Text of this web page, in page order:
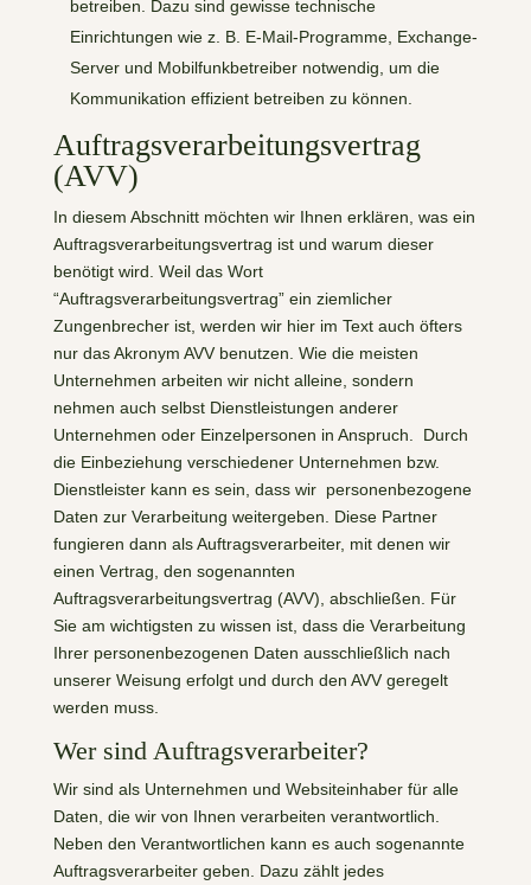
betreiben. Dazu sind gewisse technische
Einrichtungen wie z. B. E-Mail-Programme, Exchange-
Server und Mobilfunkbetreiber notwendig, um die
Kommunikation effizient betreiben zu können.
Auftragsverarbeitungsvertrag
(AVV)
In diesem Abschnitt möchten wir Ihnen erklären, was ein
Auftragsverarbeitungsvertrag ist und warum dieser
benötigt wird. Weil das Wort
“Auftragsverarbeitungsvertrag” ein ziemlicher
Zungenbrecher ist, werden wir hier im Text auch öfters
nur das Akronym AVV benutzen. Wie die meisten
Unternehmen arbeiten wir nicht alleine, sondern
nehmen auch selbst Dienstleistungen anderer
Unternehmen oder Einzelpersonen in Anspruch. Durch
die Einbeziehung verschiedener Unternehmen bzw.
Dienstleister kann es sein, dass wir personenbezogene
Daten zur Verarbeitung weitergeben. Diese Partner
fungieren dann als Auftragsverarbeiter, mit denen wir
einen Vertrag, den sogenannten
Auftragsverarbeitungsvertrag (AVV), abschließen. Für
Sie am wichtigsten zu wissen ist, dass die Verarbeitung
Ihrer personenbezogenen Daten ausschließlich nach
unserer Weisung erfolgt und durch den AVV geregelt
werden muss.
Wer sind Auftragsverarbeiter?
Wir sind als Unternehmen und Websiteinhaber für alle
Daten, die wir von Ihnen verarbeiten verantwortlich.
Neben den Verantwortlichen kann es auch sogenannte
Auftragsverarbeiter geben. Dazu zählt jedes